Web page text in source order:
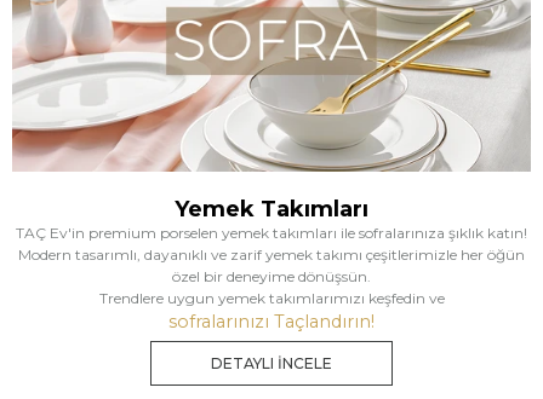
Yemek Takımları
TAÇ Ev'in premium porselen yemek takımları ile sofralarınıza şıklık katın!
Modern tasarımlı, dayanıklı ve zarif yemek takımı çeşitlerimizle her öğün
özel bir deneyime dönüşsün.
Trendlere uygun yemek takımlarımızı keşfedin ve
sofralarınızı Taçlandırın!
DETAYLI İNCELE